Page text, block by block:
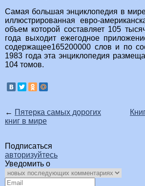
Самая большая энциклопедия в
иллюстрированная евро-
объем которой составляет 105
года выходит ежегодное
содержащее165200000 слов и по
1983 года эта энциклопедия
104 томов.
← Пятерка самых дорогих
книг в мире
Подписаться
авторизуйтесь
Уведомить о